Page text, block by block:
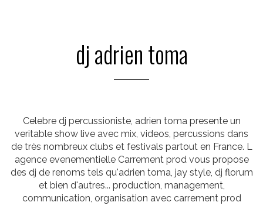
dj adrien toma
Celebre dj percussioniste, adrien toma presente un
veritable show live avec mix, videos, percussions dans
de très nombreux clubs et festivals partout en France. L
agence evenementielle Carrement prod vous propose
des dj de renoms tels qu'adrien toma, jay style, dj florum
et bien d'autres... production, management,
communication, organisation avec carrement prod